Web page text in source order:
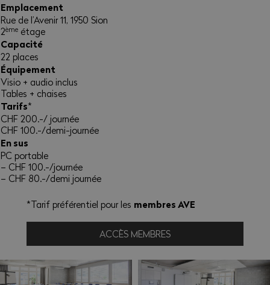
Emplacement
Rue de l’Avenir 11, 1950 Sion
2ème étage
Capacité
22 places
Équipement
Visio + audio inclus
Tables + chaises
Tarifs*
CHF 200.-/ journée
CHF 100.-/demi-journée
En sus
PC portable
– CHF 100.-/journée
– CHF 80.-/demi journée
*Tarif préférentiel pour les membres AVE
ACCÈS MEMBRES